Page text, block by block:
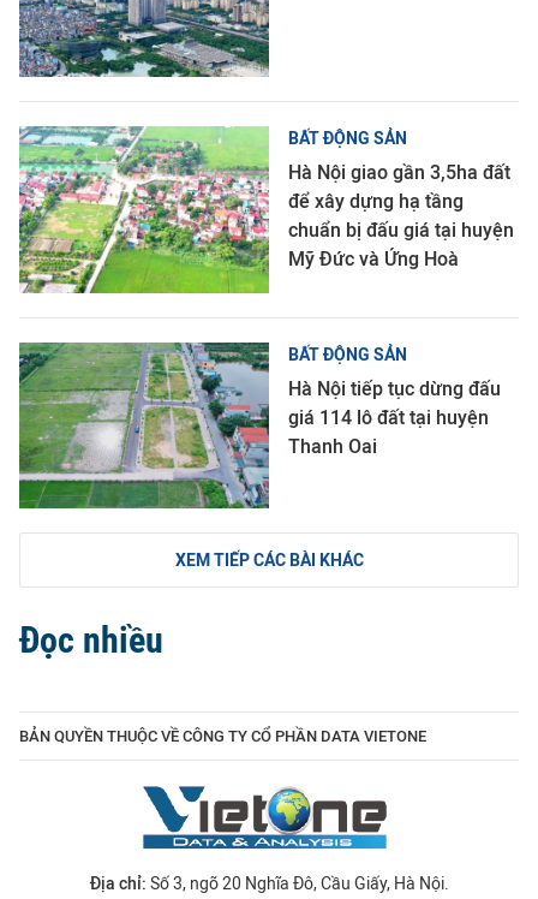
BẤT ĐỘNG SẢN
Hà Nội giao gần 3,5ha đất
để xây dựng hạ tầng
chuẩn bị đấu giá tại huyện
Mỹ Đức và Ứng Hoà
BẤT ĐỘNG SẢN
Hà Nội tiếp tục dừng đấu
giá 114 lô đất tại huyện
Thanh Oai
XEM TIẾP CÁC BÀI KHÁC
Đọc nhiều
BẢN QUYỀN THUỘC VỀ CÔNG TY CỔ PHẦN DATA VIETONE
Địa chỉ: Số 3, ngõ 20 Nghĩa Đô, Cầu Giấy, Hà Nội.